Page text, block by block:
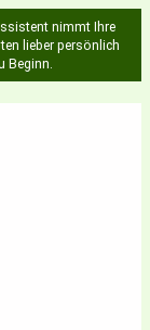
nimmt Ihre
lieber persönlich
Beginn.